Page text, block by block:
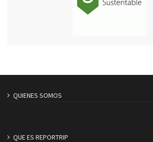
QUIENES SOMOS
QUE ES REPORTRIP